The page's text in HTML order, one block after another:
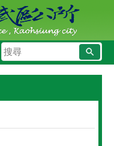
搜
尋